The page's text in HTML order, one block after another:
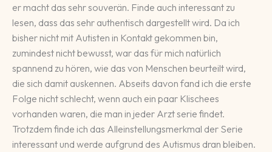
er macht das sehr souverän. Finde auch interessant zu
lesen, dass das sehr authentisch dargestellt wird. Da ich
bisher nicht mit Autisten in Kontakt gekommen bin,
zumindest nicht bewusst, war das für mich natürlich
spannend zu hören, wie das von Menschen beurteilt wird,
die sich damit auskennen. Abseits davon fand ich die erste
Folge nicht schlecht, wenn auch ein paar Klischees
vorhanden waren, die man in jeder Arzt serie findet.
Trotzdem finde ich das Alleinstellungsmerkmal der Serie
interessant und werde aufgrund des Autismus dran bleiben.